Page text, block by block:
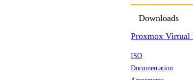
Downloads
Proxmox Virtual
ISO
Documentation